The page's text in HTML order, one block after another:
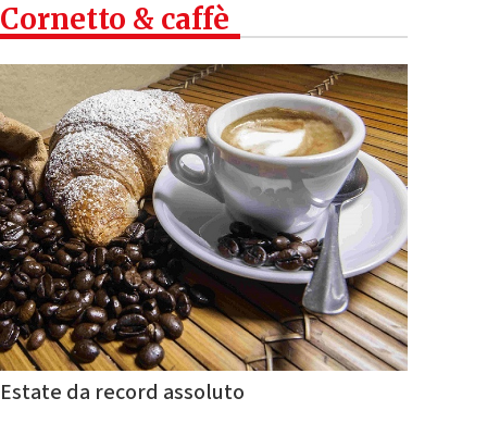
Cornetto & caffè
Estate da record assoluto